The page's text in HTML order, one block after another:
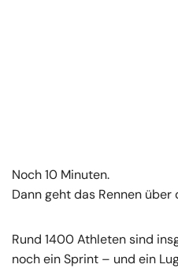
Noch 10 Minuten.
Dann geht das Rennen
Rund 1400 Athleten sind
noch ein Sprint – und ein